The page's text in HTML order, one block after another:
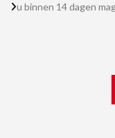
u binnen 14 dagen